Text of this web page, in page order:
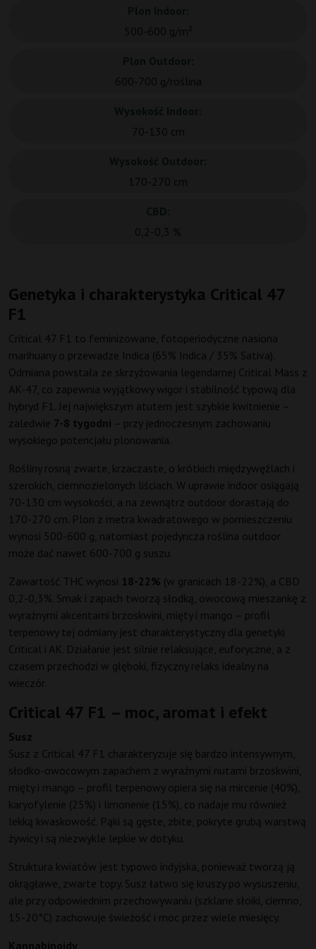
Genetyka i charakterystyka Critical 47
F1
Critical 47 F1 to feminizowane, fotoperiodyczne nasiona
marihuany o przewadze Indica (65% Indica / 35% Sativa).
Odmiana powstała ze skrzyżowania legendarnej Critical Mass z
AK-47, co zapewnia wyjątkowy wigor i stabilność typową dla
hybryd F1. Jej największym atutem jest szybkie kwitnienie –
zaledwie 7-8 tygodni – przy jednoczesnym zachowaniu
wysokiego potencjału plonowania.
Rośliny rosną zwarte, krzaczaste, o krótkich międzywęźlach i
szerokich, ciemnozielonych liściach. W uprawie indoor osiągają
70-130 cm wysokości, a na zewnątrz outdoor dorastają do
170-270 cm. Plon z metra kwadratowego w pomieszczeniu
wynosi 500-600 g, natomiast pojedyncza roślina outdoor
może dać nawet 600-700 g suszu.
Zawartość THC wynosi 18-22% (w granicach 18-22%), a CBD
0,2-0,3%. Smak i zapach tworzą słodką, owocową mieszankę z
wyraźnymi akcentami brzoskwini, mięty i mango – profil
terpenowy tej odmiany jest charakterystyczny dla genetyki
Critical i AK. Działanie jest silnie relaksujące, euforyczne, a z
czasem przechodzi w głęboki, fizyczny relaks idealny na
wieczór.
Critical 47 F1 – moc, aromat i efekt
Susz
Susz z Critical 47 F1 charakteryzuje się bardzo intensywnym,
słodko-owocowym zapachem z wyraźnymi nutami brzoskwini,
mięty i mango – profil terpenowy opiera się na mircenie (40%),
karyofylenie (25%) i limonenie (15%), co nadaje mu również
lekką kwaskowość. Pąki są gęste, zbite, pokryte grubą warstwą
żywicy i są niezwykle lepkie w dotyku.
Struktura kwiatów jest typowo indyjska, ponieważ tworzą ją
okrągławe, zwarte topy. Susz łatwo się kruszy po wysuszeniu,
ale przy odpowiednim przechowywaniu (szklane słoiki, ciemno,
15-20°C) zachowuje świeżość i moc przez wiele miesięcy.
Kannabinoidy